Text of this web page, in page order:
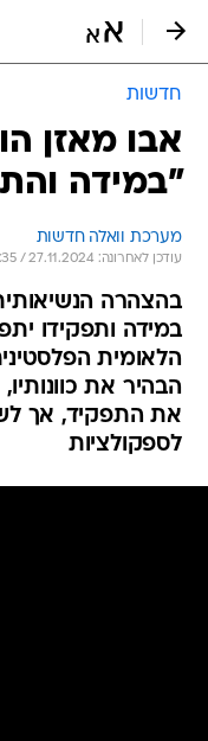
חדשות
אבו מאזן
"במידה
מערכת וואלה חדשות
עודכן לאחרונה: 27.11.2024 / 19:35
בהצהרה
במידה ותפקידו
הלאומית
הבהיר את
את התפקיד, אך
לספקולציות